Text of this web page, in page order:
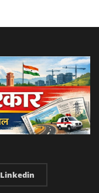
Linkedin